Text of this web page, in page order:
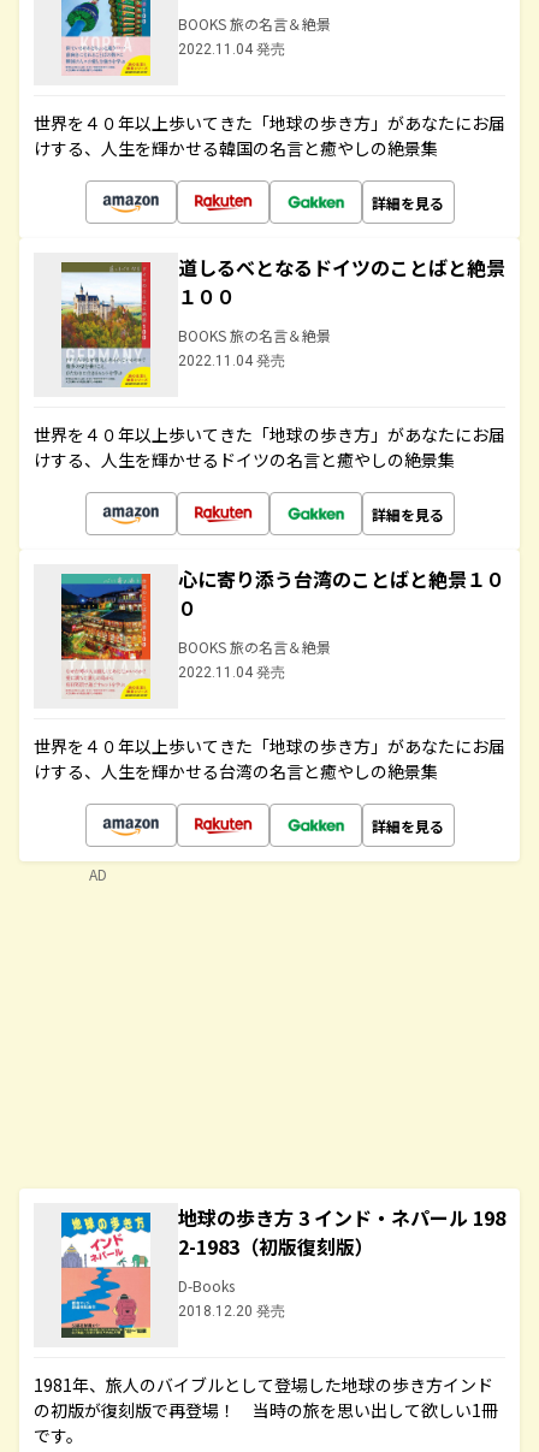
BOOKS 旅の名言＆絶景
2022.11.04 発売
世界を４０年以上歩いてきた「地球の歩き方」があなたにお届
けする、人生を輝かせる韓国の名言と癒やしの絶景集
詳細を見る
道しるべとなるドイツのことばと絶景
１００
BOOKS 旅の名言＆絶景
2022.11.04 発売
世界を４０年以上歩いてきた「地球の歩き方」があなたにお届
けする、人生を輝かせるドイツの名言と癒やしの絶景集
詳細を見る
心に寄り添う台湾のことばと絶景１０
０
BOOKS 旅の名言＆絶景
2022.11.04 発売
世界を４０年以上歩いてきた「地球の歩き方」があなたにお届
けする、人生を輝かせる台湾の名言と癒やしの絶景集
詳細を見る
地球の歩き方 3 インド・ネパール 198
2-1983（初版復刻版）
D-Books
2018.12.20 発売
1981年、旅人のバイブルとして登場した地球の歩き方インド
の初版が復刻版で再登場！ 当時の旅を思い出して欲しい1冊
です。
AD